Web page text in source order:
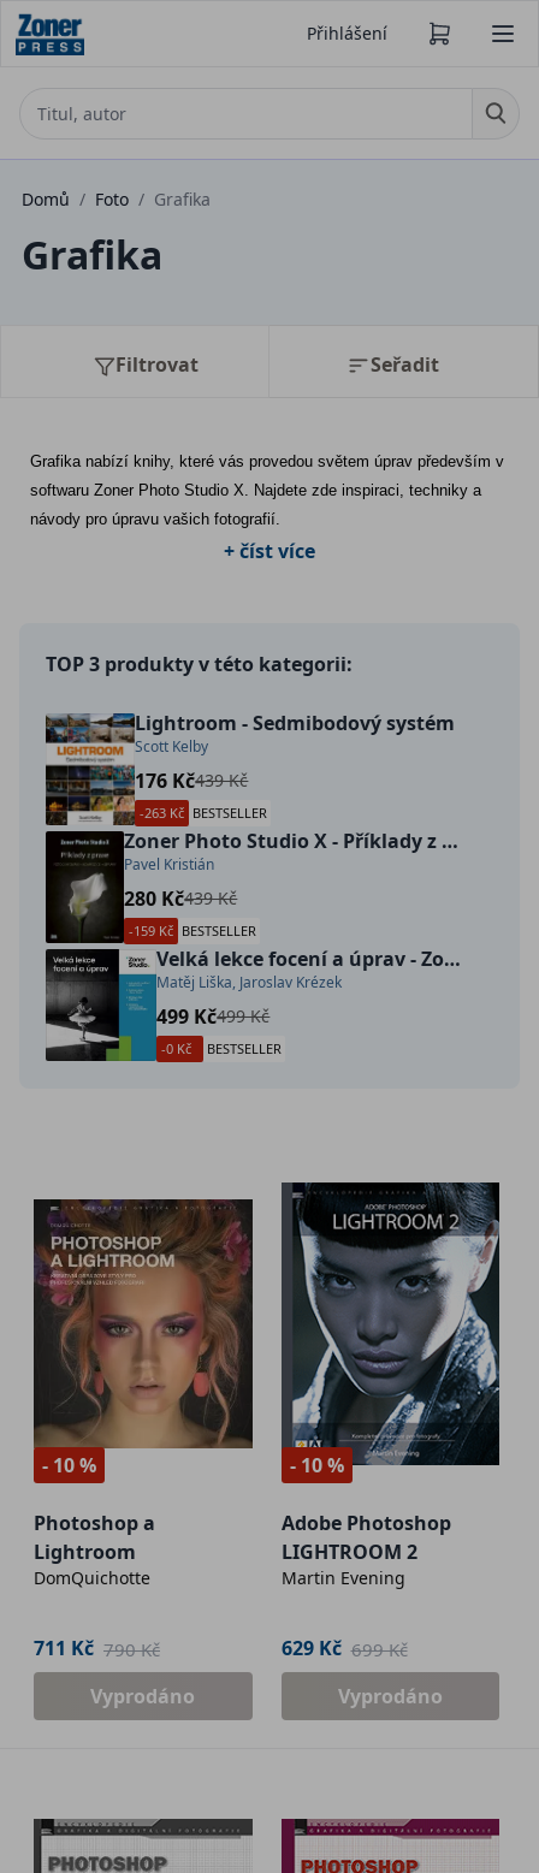
Přihlášení
Domů / Foto / Grafika
Grafika
Filtrovat Seřadit
Grafika nabízí knihy, které vás provedou světem úprav především v
softwaru Zoner Photo Studio X. Najdete zde inspiraci, techniky a
návody pro úpravu vašich fotografií.
+ číst více
TOP 3 produkty v této kategorii:
Lightroom - Sedmibodový systém
Scott Kelby
176 Kč439 Kč
-263 Kč BESTSELLER
Zoner Photo Studio X - Příklady z praxe
Pavel Kristián
280 Kč439 Kč
-159 Kč BESTSELLER
Velká lekce focení a úprav - Zoner Studio
Matěj Liška, Jaroslav Krézek
499 Kč499 Kč
-0 Kč BESTSELLER
- 10 %
Photoshop a
Lightroom
DomQuichotte
711 Kč 790 Kč
Vyprodáno
- 10 %
Adobe Photoshop
LIGHTROOM 2
Martin Evening
629 Kč 699 Kč
Vyprodáno